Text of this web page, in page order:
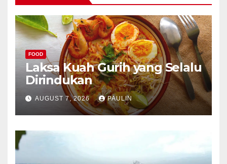
FOOD
Laksa Kuah Gurih yang Selalu
Dirindukan
AUGUST 7, 2026 PAULIN